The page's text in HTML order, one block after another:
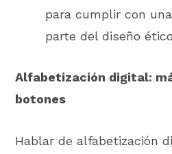
para cumplir con
parte del diseño
Alfabetización digital:
botones
Hablar de alfabetización